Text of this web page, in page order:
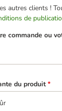
autres clients !
de
commande ou
du produit *